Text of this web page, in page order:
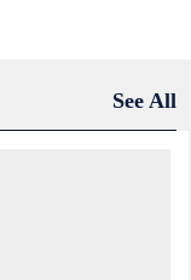
See All